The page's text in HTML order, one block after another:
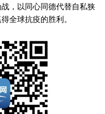
，以同心同德代替自私狭
全球抗疫的胜利。